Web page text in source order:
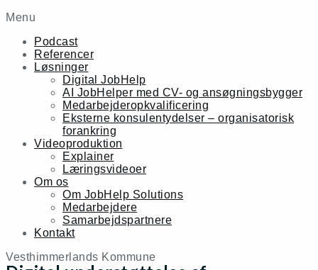
Menu
Podcast
Referencer
Løsninger
Digital JobHelp
AI JobHelper med CV- og ansøgningsbygger
Medarbejderopkvalificering
Eksterne konsulentydelser – organisatorisk
forankring
Videoproduktion
Explainer
Læringsvideoer
Om os
Om JobHelp Solutions
Medarbejdere
Samarbejdspartnere
Kontakt
Vesthimmerlands Kommune